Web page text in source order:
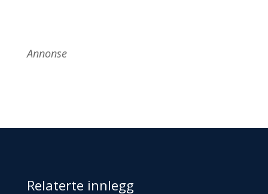
Annonse
Relaterte innlegg